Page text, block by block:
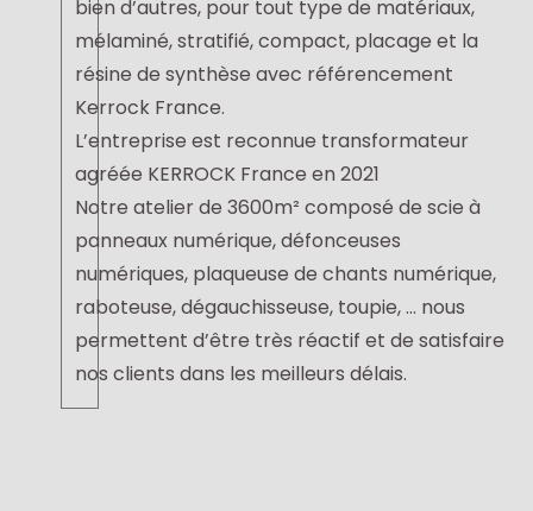
bien d’autres, pour tout type de matériaux,
mélaminé, stratifié, compact, placage et la
résine de synthèse avec référencement
Kerrock France.
L’entreprise est reconnue transformateur
agréée KERROCK France en 2021
Notre atelier de 3600m² composé de scie à
panneaux numérique, défonceuses
numériques, plaqueuse de chants numérique,
raboteuse, dégauchisseuse, toupie, … nous
permettent d’être très réactif et de satisfaire
nos clients dans les meilleurs délais.